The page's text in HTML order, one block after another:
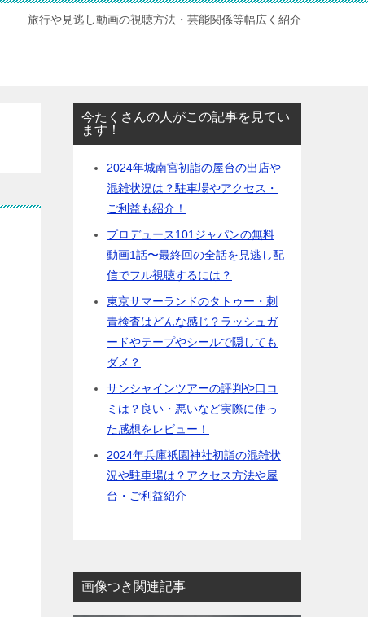
旅行や見逃し動画の視聴方法・芸能関係等幅広く紹介
今たくさんの人がこの記事を見てい
ます！
2024年城南宮初詣の屋台の出店や
混雑状況は？駐車場やアクセス・
ご利益も紹介！
プロデュース101ジャパンの無料
動画1話〜最終回の全話を見逃し配
信でフル視聴するには？
東京サマーランドのタトゥー・刺
青検査はどんな感じ？ラッシュガ
ードやテープやシールで隠しても
ダメ？
サンシャインツアーの評判や口コ
ミは？良い・悪いなど実際に使っ
た感想をレビュー！
2024年兵庫祇園神社初詣の混雑状
況や駐車場は？アクセス方法や屋
台・ご利益紹介
画像つき関連記事